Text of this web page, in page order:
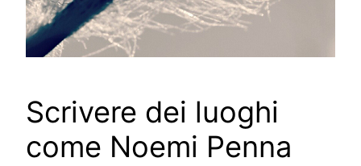
Scrivere dei luoghi
come Noemi Penna